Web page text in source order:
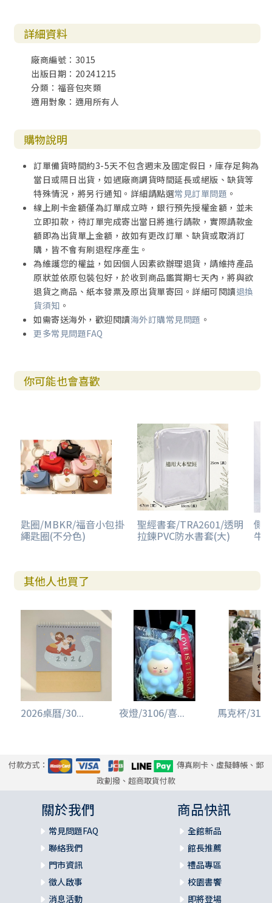
詳細資料
廠商編號：3015
出版日期：20241215
分類：福音包夾類
適用對象：適用所有人
購物說明
訂單備貨時間約3-5天不包含週末及國定假日，庫存足夠為
當日或隔日出貨，如遇廠商調貨時間延長或絕版、缺貨等
特殊情況，將另行通知。詳細請點選常見訂單問題 。
線上刷卡金額僅為訂單成立時，銀行預先授權金額，並未
立即扣款，待訂單完成寄出當日將進行請款，實際請款金
額即為出貨單上金額，故如有更改訂單、缺貨或取消訂
購，皆不會有刷退程序產生。
為維護您的權益，如因個人因素欲辦理退貨，請維持產品
原狀並依原包裝包好，於收到商品鑑賞期七天內，將與欲
退貨之商品、紙本發票及原出貨單寄回。詳細可閱讀退換
貨須知 。
如需寄送海外，歡迎閱讀海外訂購常見問題 。
更多常見問題FAQ
你可能也會喜歡
匙圈/MBKR/福音小包掛
繩匙圈(不分色)
聖經書套/TRA2601/透明
拉鍊PVC防水書套(大)
側
牛
其他人也買了
2026桌曆/30... 夜燈/3106/喜... 馬克杯/
付款方式：
傳真刷卡、虛擬轉帳、郵
政劃撥、超商取貨付款
關於我們
常見問題FAQ
聯絡我們
門市資訊
徵人啟事
消息活動
商品快訊
全館新品
館長推薦
禮品專區
校園書饗
即將登場